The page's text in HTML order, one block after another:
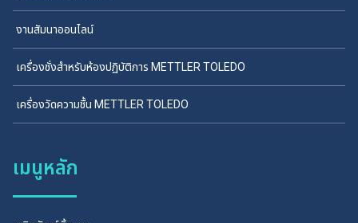
งานสัมนาออนไลน์
เครื่องชั่งสำหรับห้องปฏิบัติการ METTLER TOLEDO
เครื่องวัดความชื้น METTLER TOLEDO
เมนูหลัก